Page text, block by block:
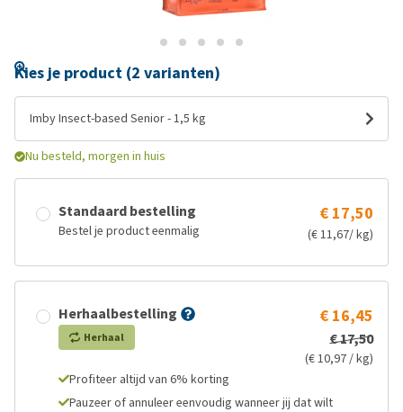
Kies je product (2 varianten)
Imby Insect-based Senior - 1,5 kg
Nu besteld, morgen in huis
Standaard bestelling
Bestel je product eenmalig
€ 17,50
(€ 11,67/ kg)
Herhaalbestelling
Herhaal
€ 16,45
€ 17,50
(€ 10,97 / kg)
Profiteer altijd van 6% korting
Pauzeer of annuleer eenvoudig wanneer jij dat wilt